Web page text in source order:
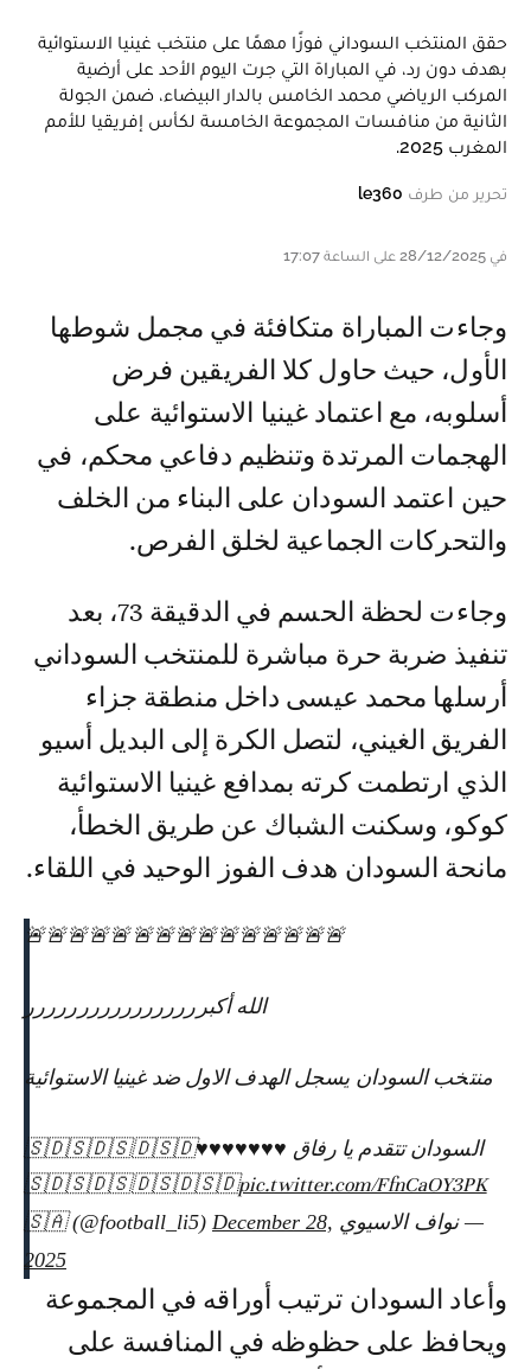
حقق المنتخب السوداني فوزًا مهمًا على منتخب غينيا الاستوائية
بهدف دون رد، في المباراة التي جرت اليوم الأحد على أرضية
المركب الرياضي محمد الخامس بالدار البيضاء، ضمن الجولة
الثانية من منافسات المجموعة الخامسة لكأس إفريقيا للأمم
المغرب 2025.
تحرير من طرف le360
في 28/12/2025 على الساعة 17:07
وجاءت المباراة متكافئة في مجمل شوطها
الأول، حيث حاول كلا الفريقين فرض
أسلوبه، مع اعتماد غينيا الاستوائية على
الهجمات المرتدة وتنظيم دفاعي محكم، في
حين اعتمد السودان على البناء من الخلف
والتحركات الجماعية لخلق الفرص.
وجاءت لحظة الحسم في الدقيقة 73، بعد
تنفيذ ضربة حرة مباشرة للمنتخب السوداني
أرسلها محمد عيسى داخل منطقة جزاء
الفريق الغيني، لتصل الكرة إلى البديل أسيو
الذي ارتطمت كرته بمدافع غينيا الاستوائية
كوكو، وسكنت الشباك عن طريق الخطأ،
مانحة السودان هدف الفوز الوحيد في اللقاء.
🚨🚨🚨🚨🚨🚨🚨🚨🚨🚨🚨🚨🚨🚨🚨
الله أكبررررررررررررررررر
منتخب السودان يسجل الهدف الاول ضد غينيا الاستوائية
السودان تتقدم يا رفاق ♥️♥️♥️♥️♥️♥️♥️🇸🇩🇸🇩🇸🇩🇸🇩
🇸🇩🇸🇩🇸🇩🇸🇩🇸🇩pic.twitter.com/FfnCaOY3PK
— نواف الاسيوي 🇸🇦 (@football_li5) December 28,
2025
وأعاد السودان ترتيب أوراقه في المجموعة
ويحافظ على حظوظه في المنافسة على